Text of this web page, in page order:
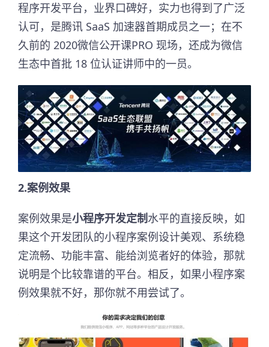
程序开发平台，业界口碑好，实力也得到了广泛
认可，是腾讯 SaaS 加速器首期成员之一；在不
久前的 2020微信公开课PRO 现场，还成为微信
生态中首批 18 位认证讲师中的一员。
2.案例效果
案例效果是小程序开发定制水平的直接反映，如
果这个开发团队的小程序案例设计美观、系统稳
定流畅、功能丰富、能给浏览者好的体验，那就
说明是个比较靠谱的平台。相反，如果小程序案
例效果就不好，那你就不用尝试了。